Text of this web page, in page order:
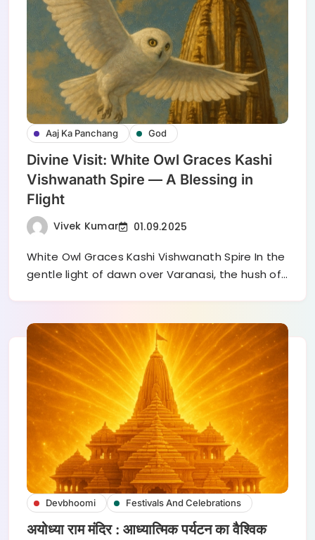
Aaj Ka Panchang God
Divine Visit: White Owl Graces Kashi
Vishwanath Spire — A Blessing in
Flight
Vivek Kumar 01.09.2025
White Owl Graces Kashi Vishwanath Spire In the
gentle light of dawn over Varanasi, the hush of…
Devbhoomi Festivals And Celebrations
अयोध्या राम मंदिर : आध्यात्मिक पर्यटन का वैश्विक